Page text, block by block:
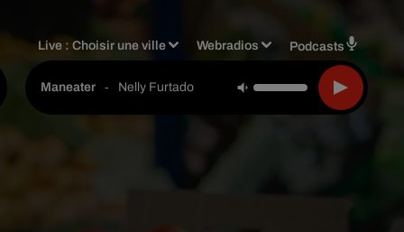
Live :Choisir une ville Webradios Podcasts
Maneater - Nelly Furtado